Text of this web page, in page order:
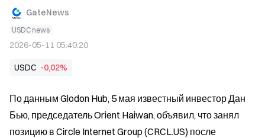
GateNews
USDC news
2026-05-11 05:40:20
USDC -0,02%
По данным Glodon Hub, 5 мая известный инвестор Дан
Бью, председатель Orient Haiwan, объявил, что занял
позицию в Circle Internet Group (CRCL.US) после